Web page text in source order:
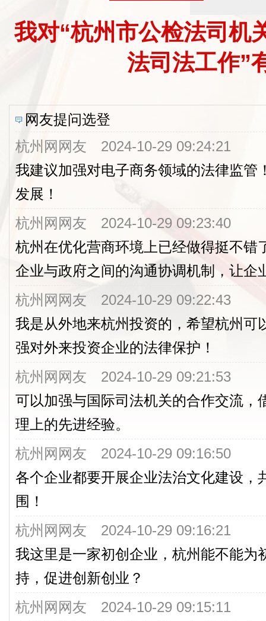
9:00，举行深入贯彻习近平生态文
专题讲座。
11:00，进行分组审议：
《杭州市生态文明之都建设条例（
下午
2:00，对公检法司机关营商环境领
1.市人大常委会组成人员、市人大
言进行提问，公检法司机关主要负责人
2.市人大常委会党组书记、主任李
3:45，继续进行分组审议：
1.市政府关于科技进步“一法两条例
大常委会执法检查组关于科技进步“一
告；
2.市政府关于《中华人民共和国出
的报告，市人大常委会执法检查组关于
理法》执法检查情况的报告；
3.市政府关于进一步深化国家营商
告，关于我市进一步深化国家营商环
告。
5:00，举行市十四届人大常委会主
10月30日
9:00，继续进行分组审议：
我对“杭州市公检法司机
法司法工作”
网友提问选登
杭州网网友 2024-10-29 09:24:21
我建议加强对电子商务领域的法律监管
发展！
杭州网网友 2024-10-29 09:23:40
杭州在优化营商环境上已经做得挺不错
企业与政府之间的沟通协调机制，让企
杭州网网友 2024-10-29 09:22:43
我是从外地来杭州投资的，希望杭州可
强对外来投资企业的法律保护！
杭州网网友 2024-10-29 09:21:53
可以加强与国际司法机关的合作交流，
理上的先进经验。
杭州网网友 2024-10-29 09:16:50
各个企业都要开展企业法治文化建设，
围！
杭州网网友 2024-10-29 09:16:21
我这里是一家初创企业，杭州能不能为
持，促进创新创业？
杭州网网友 2024-10-29 09:15:11